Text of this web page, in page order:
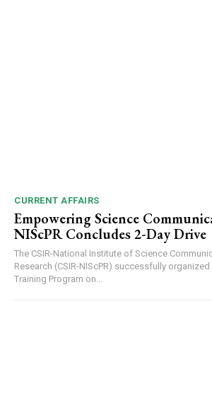
CURRENT AFFAIRS
Empowering Science
NIScPR Concludes 2-Day Drive
The CSIR-National Institute of Science
Research (CSIR-NIScPR) successfully
Training Program on...